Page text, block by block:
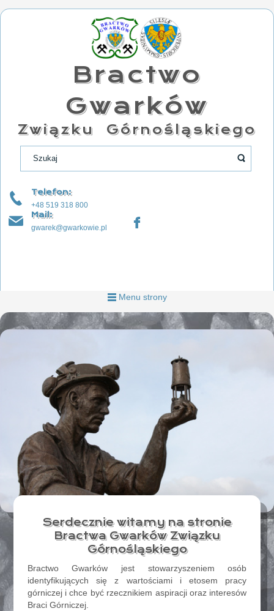
Bractwo
Gwarków
Związku Górnośląskiego
Telefon:
+48 519 318 800
Mail:
gwarek@gwarkowie.pl
Menu strony
Serdecznie witamy na stronie
Bractwa Gwarków Związku
Górnośląskiego
Bractwo Gwarków jest stowarzyszeniem osób
identyfikujących się z wartościami i etosem pracy
górniczej i chce być rzecznikiem aspiracji oraz interesów
Braci Górniczej.